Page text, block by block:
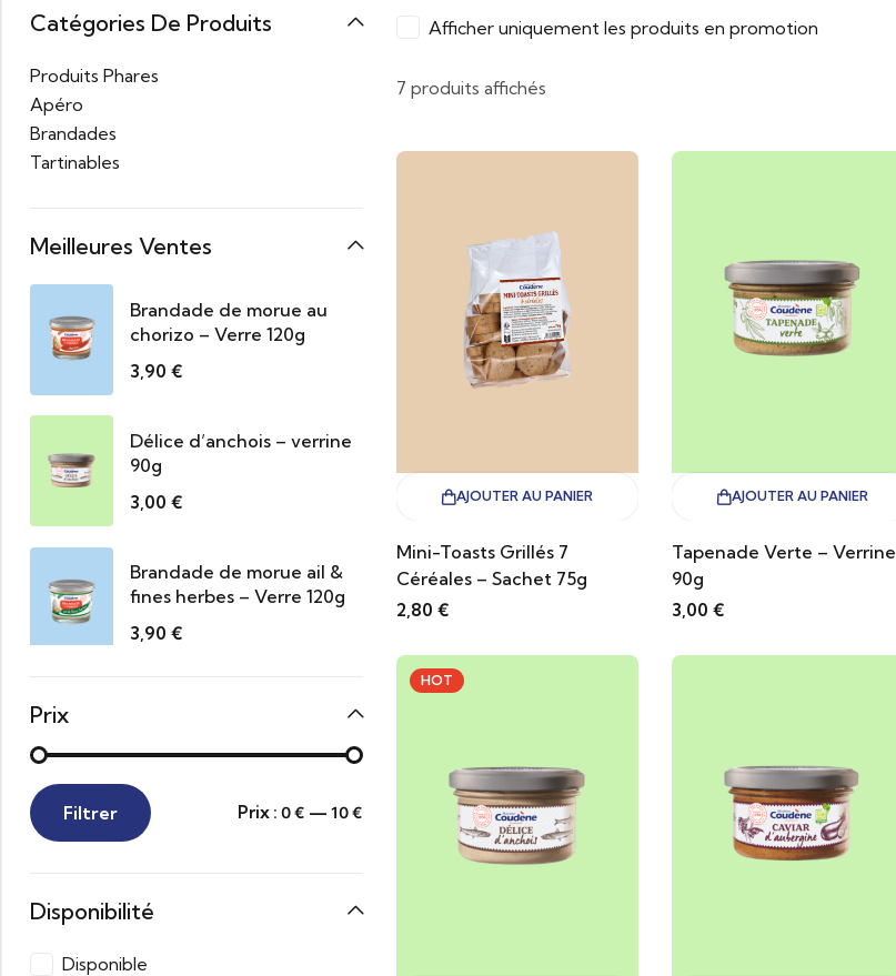
Afficher uniquement les produits en promotion
7 produits affichés
AJOUTER AU PANIER
Mini-Toasts Grillés 7
Céréales – Sachet 75g
2,80 €
AJOUTER AU PANIER
Tapenade Verte – Verrine
90g
3,00 €
HOT
Catégories De Produits
Produits Phares
Apéro
Brandades
Tartinables
Meilleures Ventes
Brandade de morue au
chorizo – Verre 120g
3,90 €
Délice d’anchois – verrine
90g
3,00 €
Brandade de morue ail &
fines herbes – Verre 120g
3,90 €
Prix
Filtrer Prix : 0 € — 10 €
Disponibilité
Disponible